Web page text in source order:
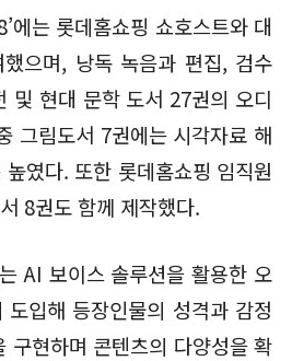
는 롯데홈쇼핑 쇼호스트와 대
으며, 낭독 녹음과 편집, 검수
및 현대 문학 도서 27권의 오디
그림도서 7권에는 시각자료 해
였다. 또한 롯데홈쇼핑 임직원
8권도 함께 제작했다.
AI 보이스 솔루션을 활용한 오
입해 등장인물의 성격과 감정
구현하며 콘텐츠의 다양성을 확